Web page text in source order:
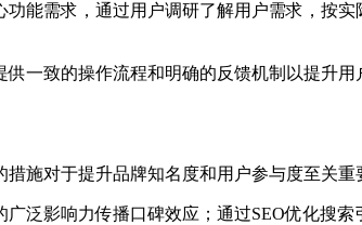
能需求，通过用户调研了解用户需求，按
一致的操作流程和明确的反馈机制以提升
施对于提升品牌知名度和用户参与度至关重
广泛影响力传播口碑效应；通过SEO优化搜